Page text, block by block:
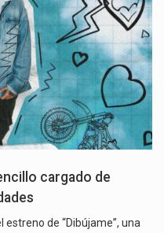
cargado de
de “Dibújame”, una